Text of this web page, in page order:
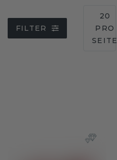
FILTER
20
PRO
SEITE